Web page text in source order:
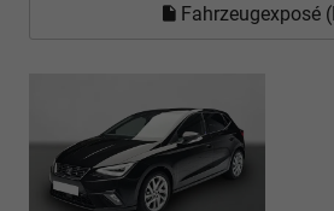
Fahrzeugexposé